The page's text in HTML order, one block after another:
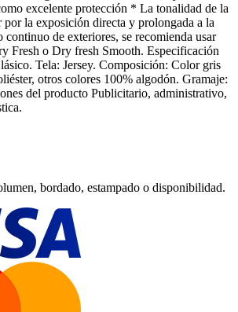
excelente protección * La tonalidad de la
por la exposición directa y prolongada a la
continuo de exteriores, se recomienda usar
Fresh o Dry fresh Smooth. Especificación
Tela: Jersey. Composición: Color gris
otros colores 100% algodón. Gramaje:
del producto Publicitario, administrativo,
bordado, estampado o disponibilidad.